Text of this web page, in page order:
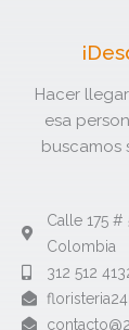
Hacer
esa
buscamos
Calle 175 #
Colombia
312 512